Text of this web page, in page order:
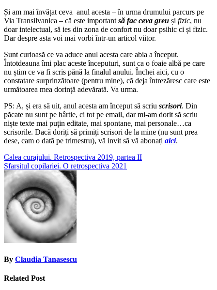
Și am mai învățat ceva anul acesta – în urma drumului parcurs pe
Via Transilvanica – că este important să fac ceva greu și fizic, nu
doar intelectual, să ies din zona de confort nu doar psihic ci și fizic.
Dar despre asta voi mai vorbi într-un articol viitor.
Sunt curioasă ce va aduce anul acesta care abia a început.
Întotdeauna îmi plac aceste începuturi, sunt ca o foaie albă pe care
nu știm ce va fi scris până la finalul anului. Închei aici, cu o
constatare surprinzătoare (pentru mine), că deja întrezăresc care este
următoarea mea dorință adevărată. Va urma.
PS: A, și era să uit, anul acesta am început să scriu scrisori. Din
păcate nu sunt pe hârtie, ci tot pe email, dar mi-am dorit să scriu
niște texte mai puțin editate, mai spontane, mai personale…ca
scrisorile. Dacă doriți să primiți scrisori de la mine (nu sunt prea
dese, cam o dată pe trimestru), vă invit să vă abonați aici.
Post
navigation
Calea curajului. Retrospectiva 2019, partea II
Sfarsitul copilariei. O retrospectiva 2021
By Claudia Tanasescu
Related Post